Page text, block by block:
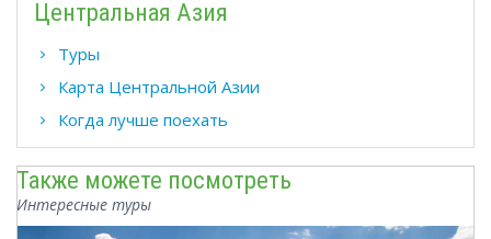
Центральная Азия
Туры
Карта Центральной Азии
Когда лучше поехать
Также можете посмотреть
Интересные туры